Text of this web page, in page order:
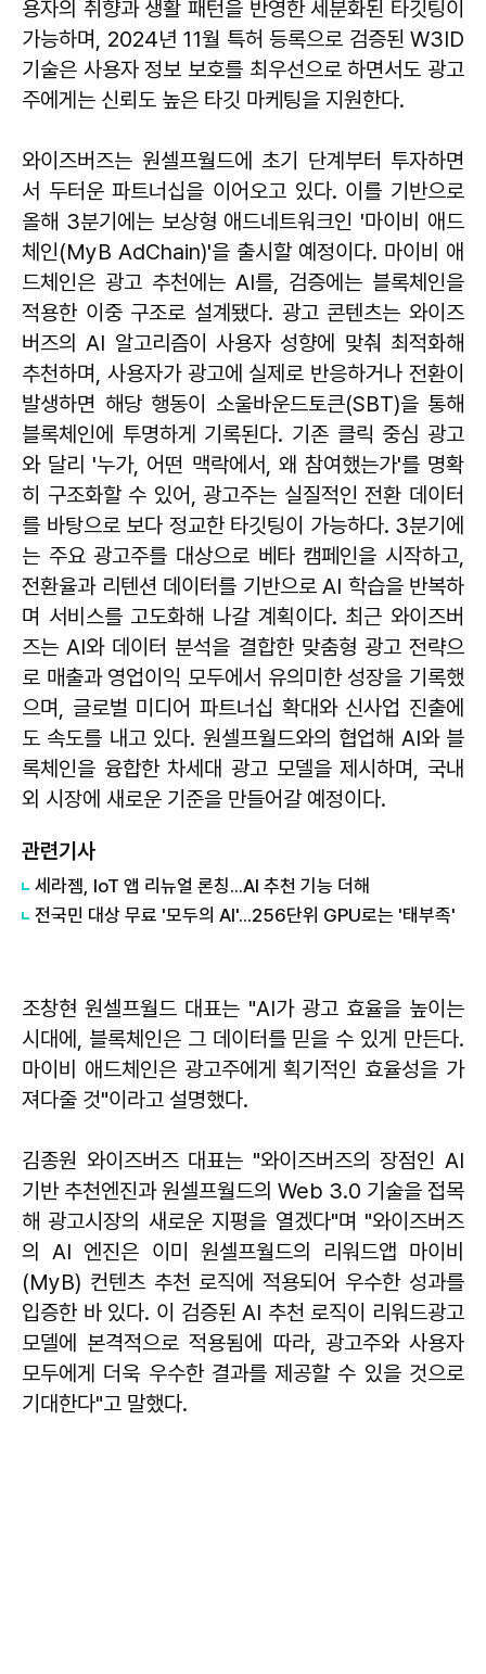
용자의 취향과 생활 패턴을 반영한 세분화된 타깃팅이
가능하며, 2024년 11월 특허 등록으로 검증된 W3ID
기술은 사용자 정보 보호를 최우선으로 하면서도 광고
주에게는 신뢰도 높은 타깃 마케팅을 지원한다.
와이즈버즈는 원셀프월드에 초기 단계부터 투자하면
서 두터운 파트너십을 이어오고 있다. 이를 기반으로
올해 3분기에는 보상형 애드네트워크인 '마이비 애드
체인(MyB AdChain)'을 출시할 예정이다. 마이비 애
드체인은 광고 추천에는 AI를, 검증에는 블록체인을
적용한 이중 구조로 설계됐다. 광고 콘텐츠는 와이즈
버즈의 AI 알고리즘이 사용자 성향에 맞춰 최적화해
추천하며, 사용자가 광고에 실제로 반응하거나 전환이
발생하면 해당 행동이 소울바운드토큰(SBT)을 통해
블록체인에 투명하게 기록된다. 기존 클릭 중심 광고
와 달리 '누가, 어떤 맥락에서, 왜 참여했는가'를 명확
히 구조화할 수 있어, 광고주는 실질적인 전환 데이터
를 바탕으로 보다 정교한 타깃팅이 가능하다. 3분기에
는 주요 광고주를 대상으로 베타 캠페인을 시작하고,
전환율과 리텐션 데이터를 기반으로 AI 학습을 반복하
며 서비스를 고도화해 나갈 계획이다. 최근 와이즈버
즈는 AI와 데이터 분석을 결합한 맞춤형 광고 전략으
로 매출과 영업이익 모두에서 유의미한 성장을 기록했
으며, 글로벌 미디어 파트너십 확대와 신사업 진출에
도 속도를 내고 있다. 원셀프월드와의 협업해 AI와 블
록체인을 융합한 차세대 광고 모델을 제시하며, 국내
외 시장에 새로운 기준을 만들어갈 예정이다.
관련기사
세라젬, IoT 앱 리뉴얼 론칭...AI 추천 기능 더해
전국민 대상 무료 '모두의 AI'...256단위 GPU로는 '태부족'
조창현 원셀프월드 대표는 "AI가 광고 효율을 높이는
시대에, 블록체인은 그 데이터를 믿을 수 있게 만든다.
마이비 애드체인은 광고주에게 획기적인 효율성을 가
져다줄 것"이라고 설명했다.
김종원 와이즈버즈 대표는 "와이즈버즈의 장점인 AI
기반 추천엔진과 원셀프월드의 Web 3.0 기술을 접목
해 광고시장의 새로운 지평을 열겠다"며 "와이즈버즈
의 AI 엔진은 이미 원셀프월드의 리워드앱 마이비
(MyB) 컨텐츠 추천 로직에 적용되어 우수한 성과를
입증한 바 있다. 이 검증된 AI 추천 로직이 리워드광고
모델에 본격적으로 적용됨에 따라, 광고주와 사용자
모두에게 더욱 우수한 결과를 제공할 수 있을 것으로
기대한다"고 말했다.